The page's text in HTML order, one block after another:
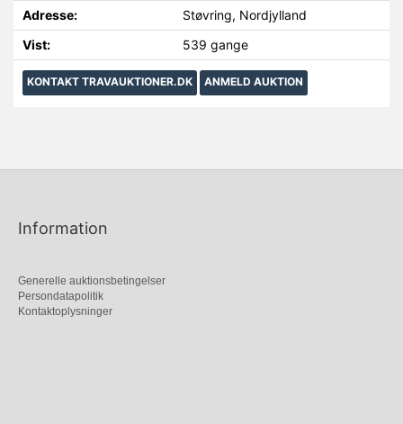
Adresse:
Støvring, Nordjylland
Vist:
539 gange
KONTAKT TRAVAUKTIONER.DK ANMELD AUKTION
Information
Generelle auktionsbetingelser
Persondatapolitik
Kontaktoplysninger